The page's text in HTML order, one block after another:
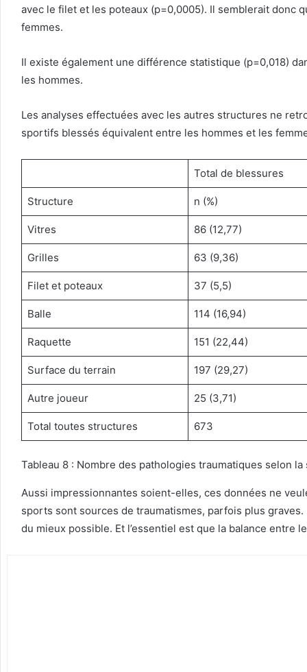
avec le filet et les poteaux (p=0,0005). Il semblerait donc
femmes.
Il existe également une différence statistique (p=0,018)
les hommes.
Les analyses effectuées avec les autres structures ne
sportifs blessés équivalent entre les hommes et les
Total de blessures
Structure n (%)
Vitres 86 (12,77)
Grilles 63 (9,36)
Filet et poteaux 37 (5,5)
Balle 114 (16,94)
Raquette 151 (22,44)
Surface du terrain 197 (29,27)
Autre joueur 25 (3,71)
Total toutes structures 673
Tableau 8 : Nombre des pathologies traumatiques selon
Aussi impressionnantes soient-elles, ces données ne
sports sont sources de traumatismes, parfois plus
du mieux possible. Et l’essentiel est que la balance entre